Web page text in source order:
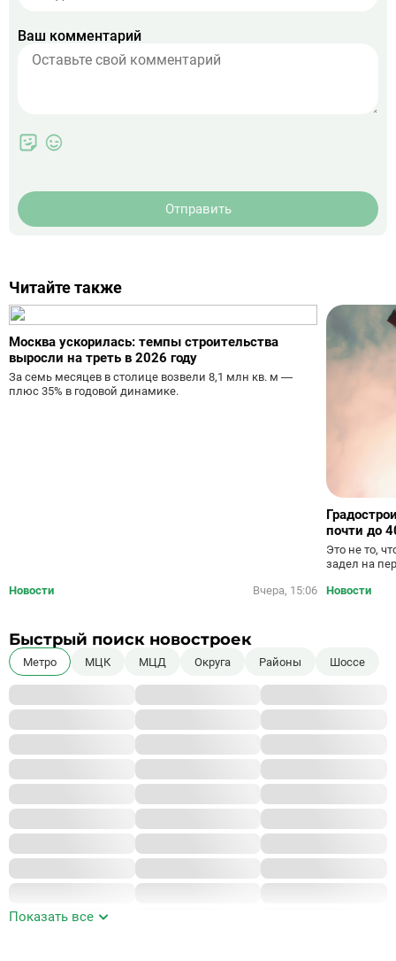
Ваш комментарий
Отправить
Читайте также
Москва ускорилась: темпы строительства
выросли на треть в 2026 году
За семь месяцев в столице возвели 8,1 млн кв. м —
плюс 35% в годовой динамике.
Новости Вчера, 15:06
почти до
Это не то,
задел на
Новости
Быстрый поиск новостроек
Метро МЦК МЦД Округа Районы Шоссе
Показать все